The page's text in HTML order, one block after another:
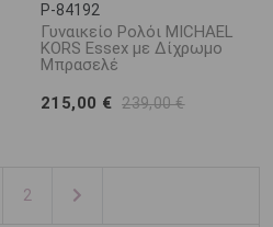
P-84192
Γυναικείο Ρολόι MICHAEL
KORS Essex με Δίχρωμο
Μπρασελέ
215,00 € 239,00 €
2